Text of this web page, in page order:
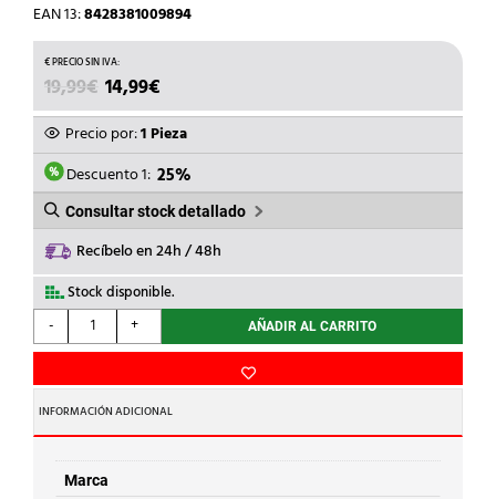
EAN 13:8428381009894
19,99€ EL
PRECIO
ORIGINAL
ERA:
19,99€.
14,99€
PRECIO
ACTUAL
ES:
14,99€.
Precio por:1 Pieza
Descuento 1: 25%
Consultar stock detallado
Recíbelo en 24h / 48h
Stock disponible.
-
GENEBRE
-
RETENCION
YORK
1.1/4
312007
cantidad
+ AÑADIR AL CARRITO
INFORMACIÓN ADICIONAL
Marca